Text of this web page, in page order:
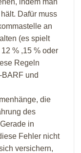
indem man
Dafür muss
an
(es spielt
% ,15 % oder
Regeln
und
die
des
in
Fehler nicht
versichern,